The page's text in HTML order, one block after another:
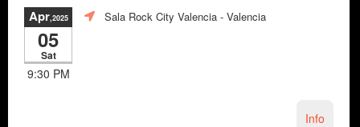
Apr,2025
05
Sat
9:30 PM
Sala Rock City Valencia - Valencia
Info